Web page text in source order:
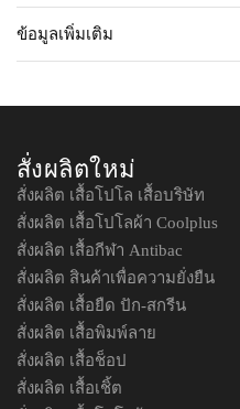
ข้อมูลเพิ่มเติม
สั่งผลิตใหม่
สั่งผลิต เสื้อโปโล เสื้อบริษัท
สั่งผลิต เสื้อโปโลผ้า Coolplus
สั่งผลิต เสื้อกีฬา Antibac
สั่งผลิต สินค้าเพื่อความยั่งยืน
สั่งผลิต เสื้อยืด ปัก-สกรีน
สั่งผลิต เสื้อพิมพ์ลาย
สั่งผลิต เสื้อช็อป
สั่งผลิต เสื้อเชิ้ต